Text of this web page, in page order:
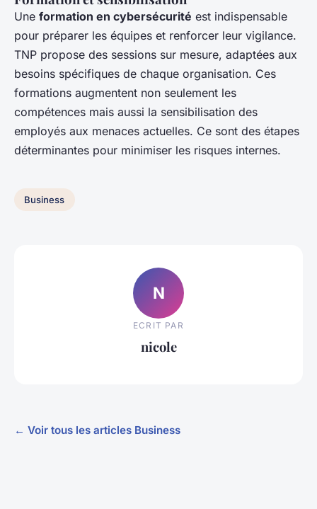
Une formation en cybersécurité est indispensable
pour préparer les équipes et renforcer leur vigilance.
TNP propose des sessions sur mesure, adaptées aux
besoins spécifiques de chaque organisation. Ces
formations augmentent non seulement les
compétences mais aussi la sensibilisation des
employés aux menaces actuelles. Ce sont des étapes
déterminantes pour minimiser les risques internes.
Business
N
ECRIT PAR
nicole
← Voir tous les articles Business